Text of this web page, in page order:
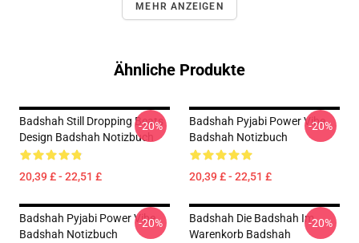
MEHR ANZEIGEN
Ähnliche Produkte
Badshah Still Dropping Beats
Design Badshah Notizbuch
20,39 £ - 22,51 £
-20%
Badshah Pyjabi Power Vibe
Badshah Notizbuch
20,39 £ - 22,51 £
-20%
Badshah Pyjabi Power Vibe
Badshah Notizbuch
-20%
Badshah Die Badshah Im
Warenkorb Badshah
-20%